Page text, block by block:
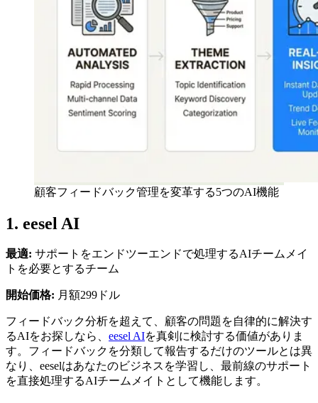
顧客フィードバック管理を変革する5つのAI機能
1. eesel AI
最適: サポートをエンドツーエンドで処理するAIチームメイ
トを必要とするチーム
開始価格: 月額299ドル
フィードバック分析を超えて、顧客の問題を自律的に解決す
るAIをお探しなら、 eesel AIを真剣に検討する価値がありま
す。フィードバックを分類して報告するだけのツールとは異
なり、eeselはあなたのビジネスを学習し、最前線のサポート
を直接処理するAIチームメイトとして機能します。